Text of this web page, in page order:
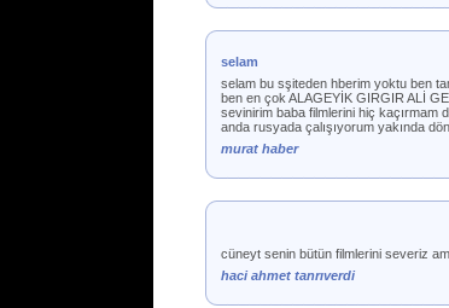
selam
selam bu sşiteden hberim yoktu ben
ben en çok ALAGEYİK GIRGIR ALİ
sevinirim baba filmlerini hiç kaçırmam
anda rusyada çalışıyorum yakında
murat haber
cüneyt senin bütün filmlerini severiz
haci ahmet tanrıverdi